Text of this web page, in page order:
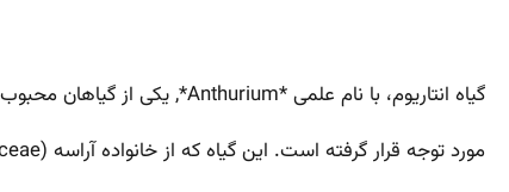
گیاه انتاریوم، با نام علمی *Anthurium*, یکی از گیاهان محبوب زینتی است که به دلیل برگ‌ها و گل‌های زیبایش
مورد توجه قرار گرفته است. این گیاه که از خانواده آراسه (Araceae) است، بومی مناطق گرمسیری و